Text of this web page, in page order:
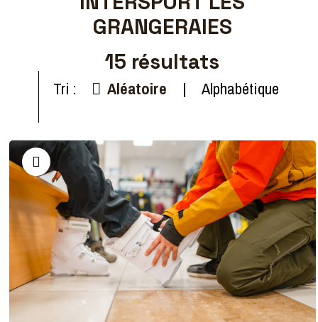
GRANGERAIES
15 résultats
Tri : Aléatoire Alphabétique